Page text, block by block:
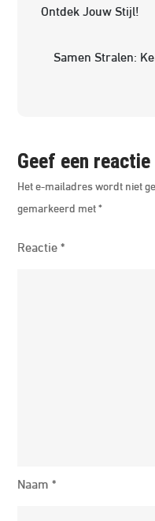
Ontdek Jouw Stijl!
Samen Stralen:
Geef een reactie
Het e-mailadres wordt niet
gemarkeerd met*
Reactie*
Naam*